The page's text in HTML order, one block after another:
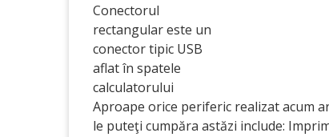
Conectorul
rectangular este un
conector tipic USB
aflat în spatele
calculatorului
Aproape orice periferic realizat acum
le puteţi cumpăra astăzi include: